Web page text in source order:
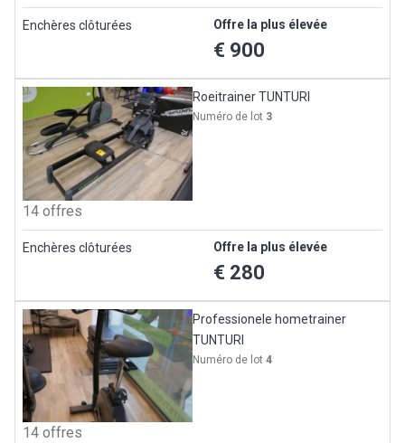
Enchères clôturées Offre la plus élevée
€ 900
Roeitrainer TUNTURI
Numéro de lot 3
14 offres
Enchères clôturées Offre la plus élevée
€ 280
Professionele hometrainer
TUNTURI
Numéro de lot4
14 offres